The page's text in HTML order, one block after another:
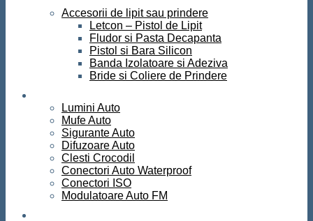
Accesorii de lipit sau prindere
Letcon – Pistol de Lipit
Fludor si Pasta Decapanta
Pistol si Bara Silicon
Banda Izolatoare si Adeziva
Bride si Coliere de Prindere
Lumini Auto
Mufe Auto
Sigurante Auto
Difuzoare Auto
Clesti Crocodil
Conectori Auto Waterproof
Conectori ISO
Modulatoare Auto FM